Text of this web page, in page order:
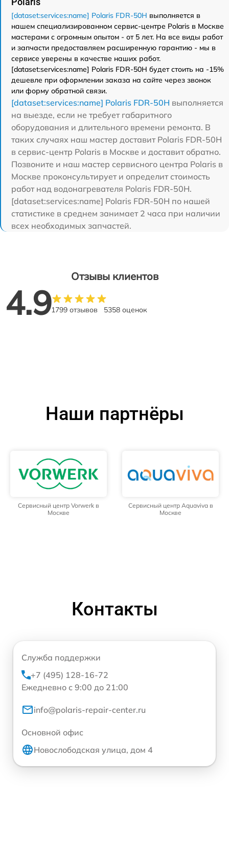
[dataset:services:name] Polaris FDR-50H выполняется в
нашем специализированном сервис-центре Polaris в Москве
мастерами с огромным опытом - от 5 лет. На все виды работ
и запчасти предоставляем расширенную гарантию - мы в
сервисе уверены в качестве наших работ.
[dataset:services:name] Polaris FDR-50H будет стоить на -15%
дешевле при оформлении заказа на сайте через звонок
или форму обратной связи.
[dataset:services:name] Polaris FDR-50H выполняется
на выезде, если не требует габаритного
оборудования и длительного времени ремонта. В
таких случаях наш мастер доставит Polaris FDR-50H
в сервис-центр Polaris в Москве и доставит обратно.
Позвоните и наш мастер сервисного центра Polaris в
Москве проконсультирует и определит стоимость
работ над водонагревателя Polaris FDR-50H.
[dataset:services:name] Polaris FDR-50H по нашей
статистике в среднем занимает 2 часа при наличии
всех необходимых запчастей.
Отзывы клиентов
4.91799 отзывов 5358 оценок
Наши партнёры
Сервисный центр Vorwerk в
Москве
Сервисный центр Aquaviva в
Москве
Контакты
Служба поддержки
+7 (495) 128-16-72
Ежедневно с 9:00 до 21:00
info@polaris-repair-center.ru
Основной офис
Новослободская улица, дом 4